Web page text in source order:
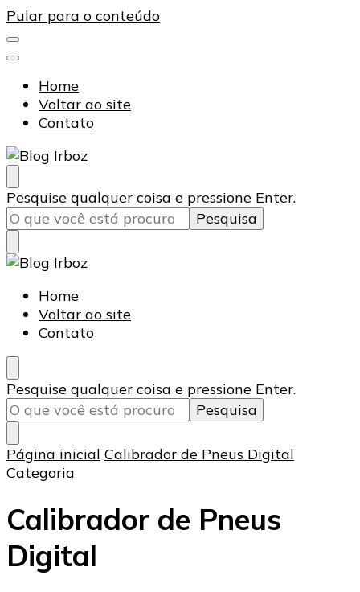
Pular para o conteúdo
Home
Voltar ao site
Contato
Blog Irboz
Blog de Lubrificação Industrial
Procurando
algo?
Pesquise qualquer coisa e pressione Enter.
Blog Irboz
Blog de Lubrificação Industrial
Home
Voltar ao site
Contato
Procurando
algo?
Pesquise qualquer coisa e pressione Enter.
Página inicial Calibrador de Pneus Digital
Categoria
Calibrador de Pneus
Digital